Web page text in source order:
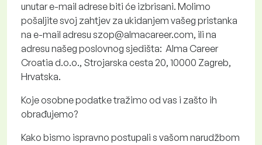
unutar e-mail adrese biti će izbrisani. Molimo
pošaljite svoj zahtjev za ukidanjem vašeg pristanka
na e-mail adresu szop@almacareer.com, ili na
adresu našeg poslovnog sjedišta: Alma Career
Croatia d.o.o., Strojarska cesta 20, 10000 Zagreb,
Hrvatska.
Koje osobne podatke tražimo od vas i zašto ih
obrađujemo?
Kako bismo ispravno postupali s vašom narudžbom